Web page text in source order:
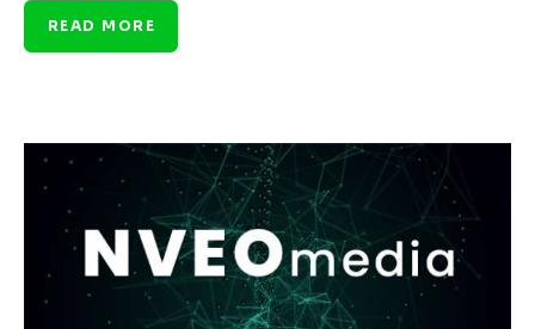
READ MORE